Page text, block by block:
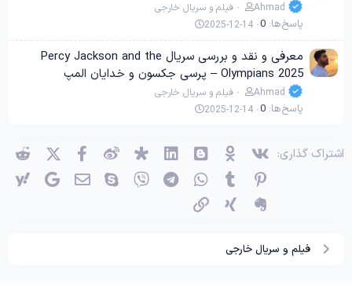
Ahmad فیلم و سریال خارجی
پاسخ‌ها 0
2025-12-14
معرفی و نقد و بررسی سریال Percy Jackson and the
Olympians 2025 – پرسی جکسون و خدایان المپ
Ahmad فیلم و سریال خارجی
پاسخ‌ها 0
2025-12-14
اشتراک گذاری: وی‌کی اوکی (OK) بلاگر لینکدین دیاسپورا ویبو فیسبوک
X (توئیتر)
پینترست Tumblr واتساپ تلگرام وایبر اسکایپ ایمیل گوگل
اِورنُت
زینگ
فیلم و سریال خارجی